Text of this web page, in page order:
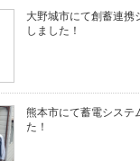
大野城市にて創蓄連携
しました！
熊本市にて蓄電システ
た！